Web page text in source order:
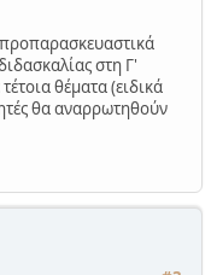
στη Γ'
θέματα (ειδικά
θα αναρρωτηθούν